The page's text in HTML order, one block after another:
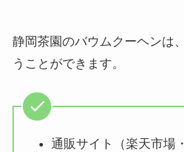
静岡茶園のバウムクーヘンは
うことができます。
通販サイト（楽天市場